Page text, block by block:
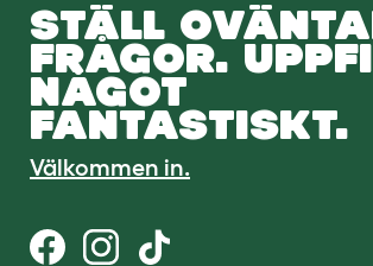
STÄLL
FRÅGOR.
NÅGOT
FANTASTISKT.
Välkommen in.